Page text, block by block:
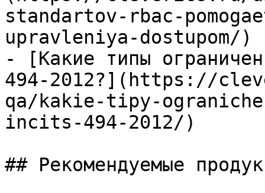
standartov-rbac-
upravleniya-dostupom/)
- [Какие типы
494-2012?](https://
qa/kakie-tipy-
incits-494-2012/)
## Рекомендуемые